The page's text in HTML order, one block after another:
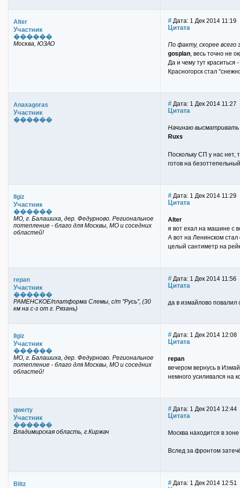
Alter
Участник
������
Москва, ЮЗАО
# Дата: 1 Дек 2014 11:19
Цитата
По факту, скорее всего
gosplan, весь точно не
Да и чему тут краситься
Красногорск стал
Anaxagoras
Участник
������
# Дата: 1 Дек 2014 11:27
Цитата
Начинаю высматривать
Ruxs
Поскольку СП у нас нет,
готов на
Ilgiz
Участник
������
МО, г. Балашиха, дер. Федурново. Региональное
потепление - благо для Москвы, МО и соседних
областей!
# Дата: 1 Дек 2014 11:29
Цитата
Alter
я вот ехал на машине с
А вот на Ленинском
целый сантиметр на
repan
Участник
������
РАМЕНСКОЕ/платформа Слемы, с/т "Русь", (30
км на с-з от г. Рязань)
# Дата: 1 Дек 2014 11:56
Цитата
да в измайлово повалил
Ilgiz
Участник
������
МО, г. Балашиха, дер. Федурново. Региональное
потепление - благо для Москвы, МО и соседних
областей!
# Дата: 1 Дек 2014 12:08
Цитата
repan
вечером вернусь в
немного усиливался на
qwerty
Участник
������
Владимирская область, г.Киржач
# Дата: 1 Дек 2014 12:44
Цитата
Москва находится в
Вслед за фронтом
Blitz # Дата: 1 Дек 2014 12:51